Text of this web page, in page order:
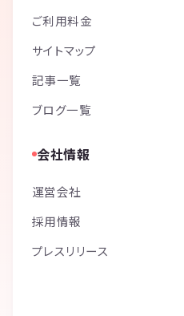
ご利用料金
サイトマップ
記事一覧
ブログ一覧
会社情報
運営会社
採用情報
プレスリリース